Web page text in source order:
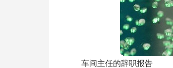
车间主任的辞职报告